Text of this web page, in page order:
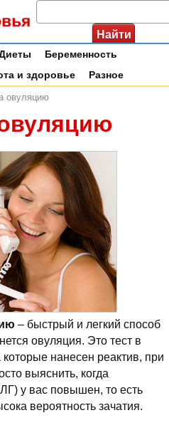
Беременность
и здоровье Разное
овуляцию
– быстрый и легкий способ
овуляция. Это тест в
нанесен реактив, при
выяснить, когда
у вас повышен, то есть
вероятность зачатия.